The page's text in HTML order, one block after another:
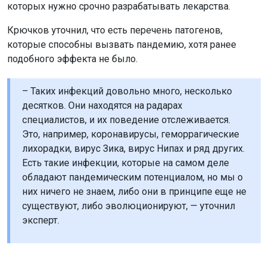
которых нужно срочно разрабатывать лекарства.
Крючков уточнил, что есть перечень патогенов,
которые способны вызвать пандемию, хотя ранее
подобного эффекта не было.
– Таких инфекций довольно много, несколько
десятков. Они находятся на радарах
специалистов, и их поведение отслеживается.
Это, например, коронавирусы, геморрагические
лихорадки, вирус Зика, вирус Нипах и ряд других.
Есть такие инфекции, которые на самом деле
обладают пандемическим потенциалом, но мы о
них ничего не знаем, либо они в принципе еще не
существуют, либо эволюционируют, — уточнил
эксперт.